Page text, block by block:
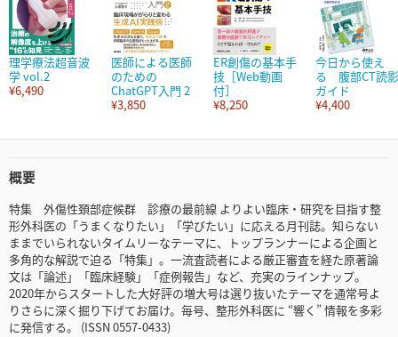
理学療法超音波
学 vol.2
¥6,490
医師による医師
のための
ChatGPT入門 2
¥3,850
ER創傷の基本手
技［Web動画
付］
¥8,250
今日から使え
る 腹部CT読影
ガイド
¥4,400
概要
特集 外傷性頚部症候群 診療の最前線 よりよい臨床・研究を目指す整
形外科医の「うまくなりたい」「学びたい」に応える月刊誌。知らない
ままでいられないタイムリーなテーマに、トップランナーによる企画と
多角的な解説で迫る「特集」。一流査読者による厳正審査を経た原著論
文は「論述」「臨床経験」「症例報告」など、充実のラインナップ。
2020年からスタートした大好評の増大号は選り抜いたテーマを通常号よ
りさらに深く掘り下げてお届け。毎号、整形外科医に “響く” 情報を多彩
に発信する。 (ISSN 0557-0433)